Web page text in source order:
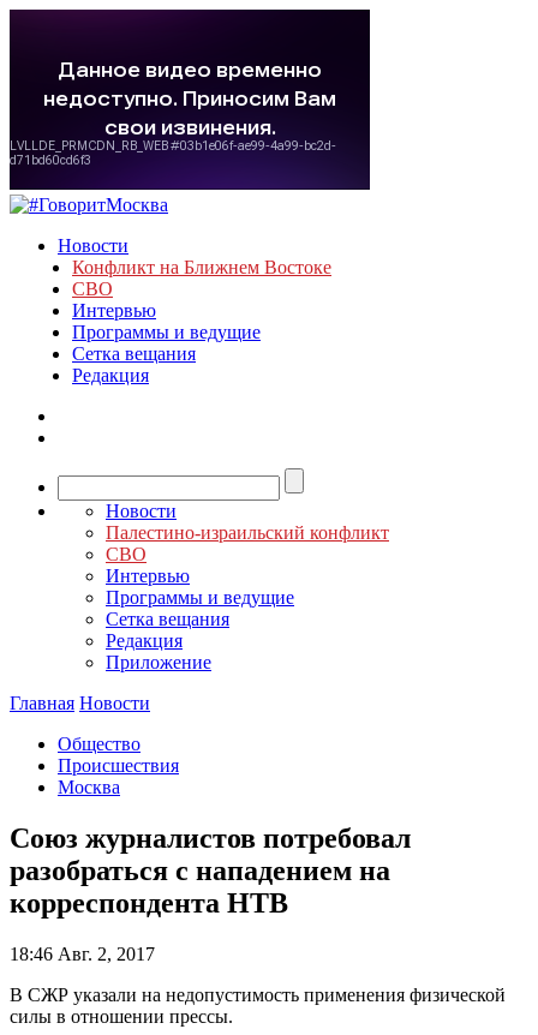
Новости
Конфликт на Ближнем Востоке
СВО
Интервью
Программы и ведущие
Сетка вещания
Редакция
Новости
Палестино-израильский конфликт
СВО
Интервью
Программы и ведущие
Сетка вещания
Редакция
Приложение
Главная Новости
Общество
Происшествия
Москва
Союз журналистов потребовал
разобраться с нападением на
корреспондента НТВ
18:46 Авг. 2, 2017
В СЖР указали на недопустимость применения физической
силы в отношении прессы.